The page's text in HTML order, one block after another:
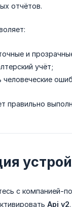
отчётов.
и
учёт;
правильно
с компанией-
Api v2.